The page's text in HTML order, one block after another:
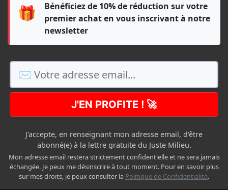
🎁
Bénéficiez de 10% de réduction sur votre
premier achat en vous inscrivant à notre
newsletter
J'EN PROFITE ! 🚀
J'accepte, en renseignant mon adresse email, d'être
abonné(e) à la lettre gratuite du Juste Milieu.
Mon adresse email restera strictement confidentielle et ne sera jamais
échangée. Je peux me désinscrire à tout moment. Pour en savoir plus
sur mes droits, je peux consulter la Politique de Confidentialité.